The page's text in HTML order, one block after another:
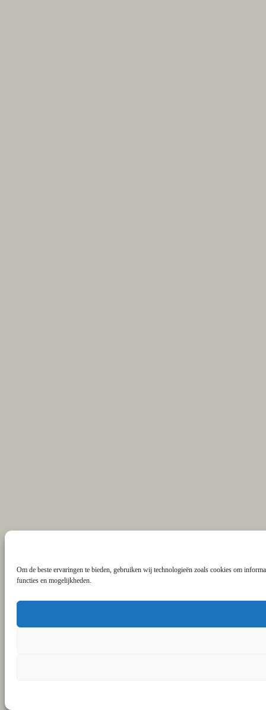
Om de beste ervaringen te bieden, gebruiken wij technologieën zoals cookies om
functies en mogelijkheden.